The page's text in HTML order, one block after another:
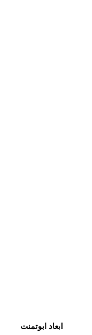
ابعاد ابوتمنت